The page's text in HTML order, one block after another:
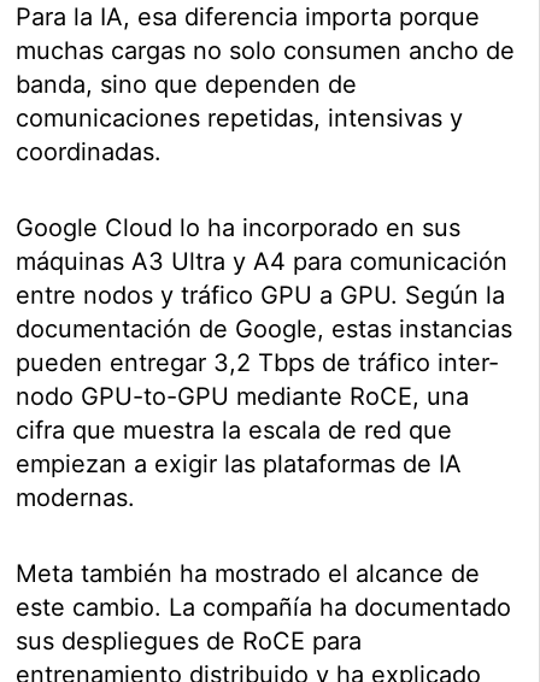
Para la IA, esa diferencia importa porque
muchas cargas no solo consumen ancho de
banda, sino que dependen de
comunicaciones repetidas, intensivas y
coordinadas.
Google Cloud lo ha incorporado en sus
máquinas A3 Ultra y A4 para comunicación
entre nodos y tráfico GPU a GPU. Según la
documentación de Google, estas instancias
pueden entregar 3,2 Tbps de tráfico inter-
nodo GPU-to-GPU mediante RoCE, una
cifra que muestra la escala de red que
empiezan a exigir las plataformas de IA
modernas.
Meta también ha mostrado el alcance de
este cambio. La compañía ha documentado
sus despliegues de RoCE para
entrenamiento distribuido y ha explicado